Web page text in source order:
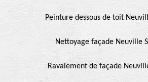
Peinture dessous de toit
Nettoyage façade Neuville
Ravalement de façade